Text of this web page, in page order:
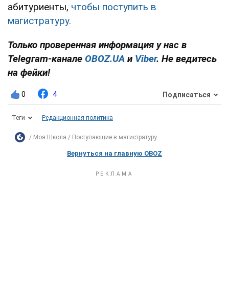
абитуриенты, чтобы поступить в
магистратуру.
Только проверенная информация у нас в
Telegram-канале OBOZ.UA и Viber. Не ведитесь
на фейки!
0 4 Подписаться
Теги Редакционная политика
Моя Школа Поступающие в магистратуру...
Вернуться на главную OBOZ